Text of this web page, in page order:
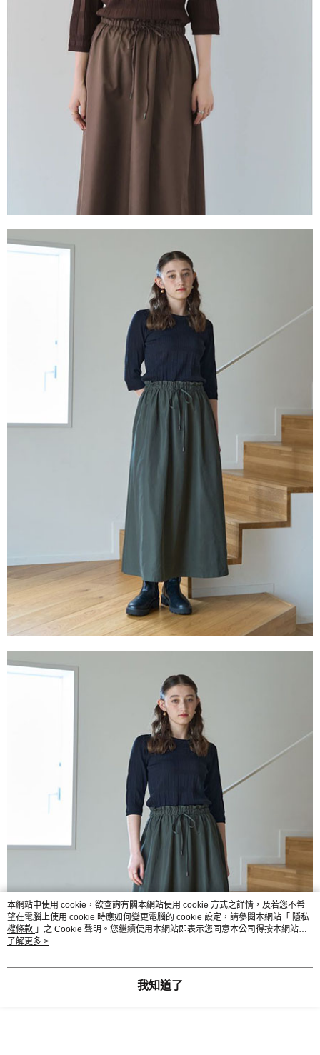
本網站中使用 cookie，欲查詢有關本網站使用 cookie 方式之詳情，及若您不希
望在電腦上使用 cookie 時應如何變更電腦的 cookie 設定，請參閱本網站「 隱私
權條款 」之 Cookie 聲明。您繼續使用本網站即表示您同意本公司得按本網站使
用條款之 Cookie 聲明使用 cookie。
了解更多 >
我知道了